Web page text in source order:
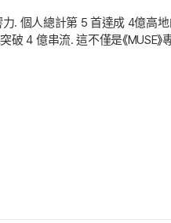
個人總計第 5 首達成 4億高地的
4 億串流. 這不僅是《MUSE》